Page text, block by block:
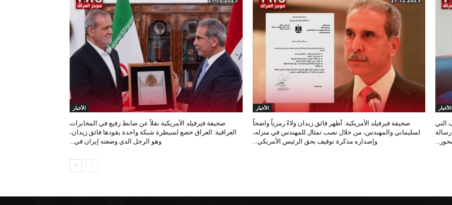
الأخبار
التي
الأخبار
صحيفة فيرفيلد الأمريكية: أظهر فائق زيدان ولاءً رمزياً واضحاً
لسليماني والمهندس، من خلال نصب تمثال للمهندس في منزله،
وإصداره مذكرة توقيف بحق الرئيس الأمريكي...
الأخبار
صحيفة فيرفيلد الأمريكية نقلاً عن ضابط رفيع في المخابرات
العراقية: العراق خضع لسيطرة شبكة واحدة يقودها فائق زيدان،
وهو الرجل الذي وضعته إيران في...